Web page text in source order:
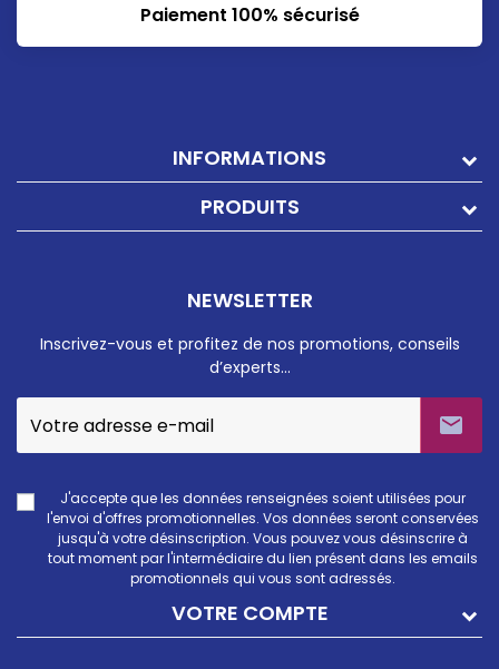
Paiement 100% sécurisé
INFORMATIONS
PRODUITS
NEWSLETTER
Inscrivez-vous et profitez de nos promotions, conseils
d’experts…

J'accepte que les données renseignées soient utilisées pour
l'envoi d'offres promotionnelles. Vos données seront conservées
jusqu'à votre désinscription. Vous pouvez vous désinscrire à
tout moment par l'intermédiaire du lien présent dans les emails
promotionnels qui vous sont adressés.
VOTRE COMPTE